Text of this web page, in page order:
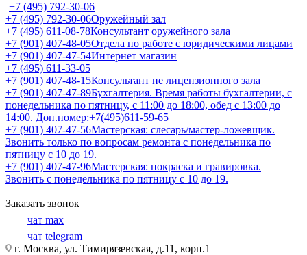
+7 (495) 792-30-06
+7 (495) 792-30-06Оружейный зал
+7 (495) 611-08-78Консультант оружейного зала
+7 (901) 407-48-05Отдела по работе с юридическими лицами
+7 (901) 407-47-54Интернет магазин
+7 (495) 611-33-05
+7 (901) 407-48-15Консультант не лицензионного зала
+7 (901) 407-47-89Бухгалтерия. Время работы бухгалтерии, с
понедельника по пятницу, с 11:00 до 18:00, обед с 13:00 до
14:00. Доп.номер:+7(495)611-59-65
+7 (901) 407-47-56Мастерская: слесарь/мастер-ложевщик.
Звонить только по вопросам ремонта с понедельника по
пятницу с 10 до 19.
+7 (901) 407-47-96Мастерская: покраска и гравировка.
Звонить с понедельника по пятницу с 10 до 19.
Заказать звонок
чат max
чат telegram
г. Москва, ул. Тимирязевская, д.11, корп.1